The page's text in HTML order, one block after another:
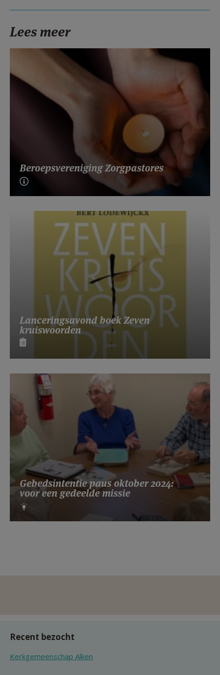
Lees meer
Beroepsvereniging Zorgpastores
Lanceringsavond boek Zeven
kruiswoorden
Gebedsintentie paus oktober 2024:
voor een gedeelde missie
Recent bezocht
Kerkgemeenschap Alken